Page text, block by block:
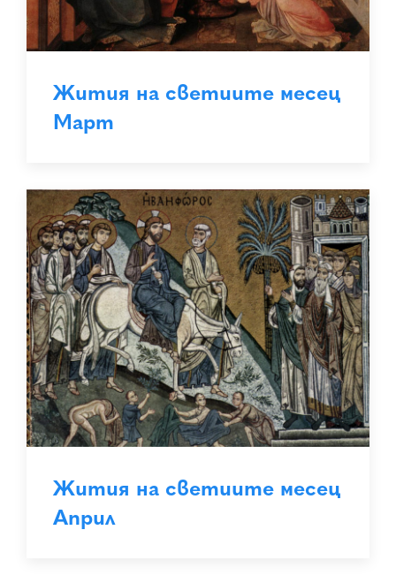
Жития на светиите месец
Март
Жития на светиите месец
Април